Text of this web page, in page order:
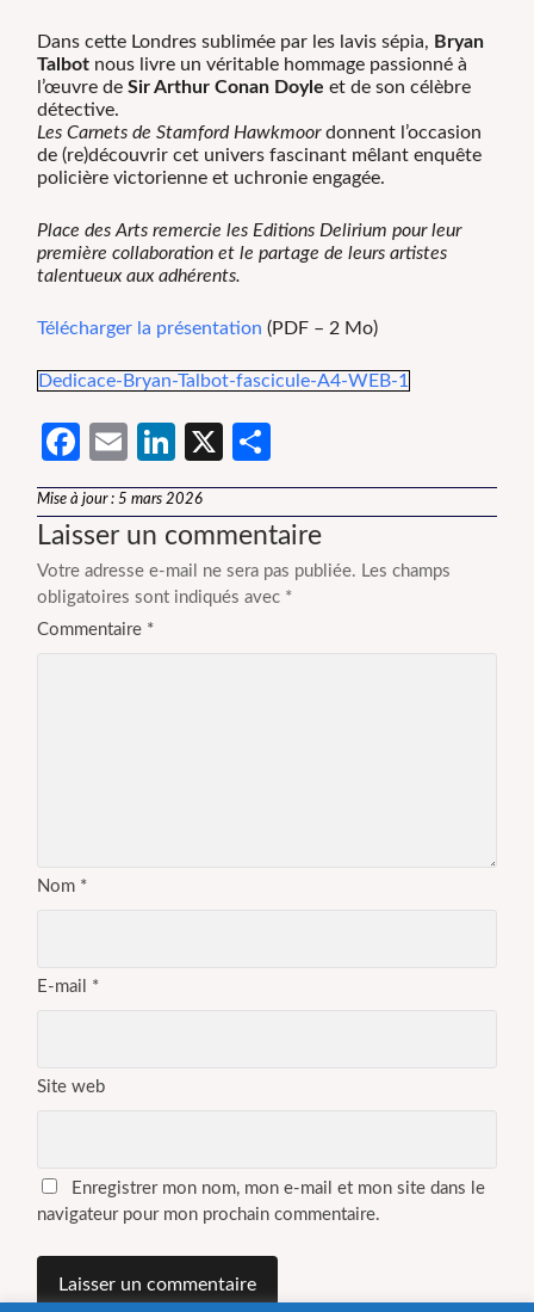
Dans cette Londres sublimée par les lavis sépia, Bryan
Talbot nous livre un véritable hommage passionné à
l’œuvre deSir Arthur Conan Doyle et de son célèbre
détective.
Les Carnets de Stamford Hawkmoordonnent l’occasion
de (re)découvrir cet univers fascinant mêlant enquête
policière victorienne et uchronie engagée.
Place des Arts remercie les Editions Delirium pour leur
première collaboration et le partage de leurs artistes
talentueux aux adhérents.
Télécharger la présentation (PDF – 2 Mo)
Dedicace-Bryan-Talbot-fascicule-A4-WEB-1
Facebook
EmailLinkedIn
X
Mise à jour : 5 mars 2026
Laisser un commentaire
Votre adresse e-mail ne sera pas publiée. Les champs
obligatoires sont indiqués avec *
Commentaire *
Nom *
E-mail *
Site web
Enregistrer mon nom, mon e-mail et mon site dans le
navigateur pour mon prochain commentaire.